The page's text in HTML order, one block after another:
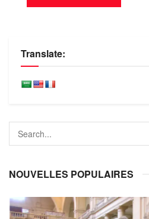
Translate:
NOUVELLES POPULAIRES